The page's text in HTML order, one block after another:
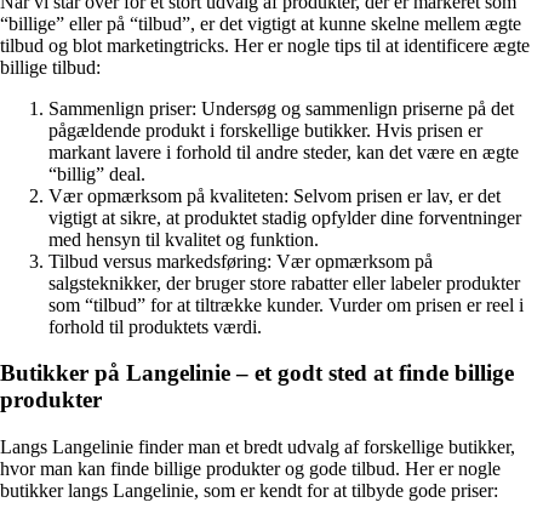
“billige” eller på “tilbud”, er det vigtigt at kunne skelne mellem ægte
tilbud og blot marketingtricks. Her er nogle tips til at identificere ægte
billige tilbud:
Sammenlign priser: Undersøg og sammenlign priserne på det
pågældende produkt i forskellige butikker. Hvis prisen er
markant lavere i forhold til andre steder, kan det være en ægte
“billig” deal.
Vær opmærksom på kvaliteten: Selvom prisen er lav, er det
vigtigt at sikre, at produktet stadig opfylder dine forventninger
med hensyn til kvalitet og funktion.
Tilbud versus markedsføring: Vær opmærksom på
salgsteknikker, der bruger store rabatter eller labeler produkter
som “tilbud” for at tiltrække kunder. Vurder om prisen er reel i
forhold til produktets værdi.
Butikker på Langelinie – et godt sted at finde billige
produkter
Langs Langelinie finder man et bredt udvalg af forskellige butikker,
hvor man kan finde billige produkter og gode tilbud. Her er nogle
butikker langs Langelinie, som er kendt for at tilbyde gode priser: